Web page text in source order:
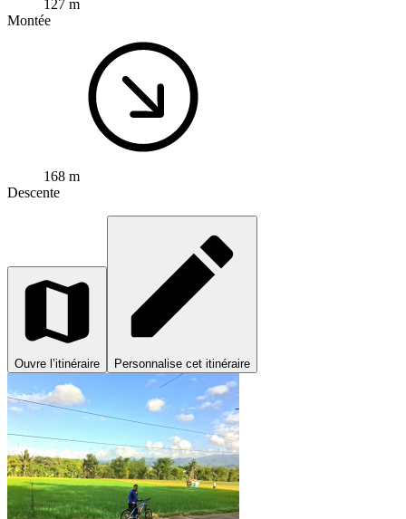
127 m
Montée
168 m
Descente
Ouvre l’itinéraire Personnalise cet itinéraire